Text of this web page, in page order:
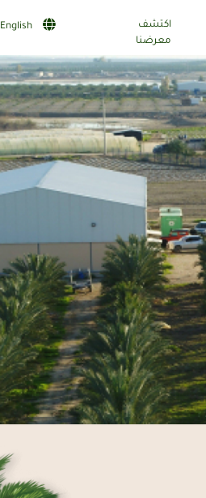
اكتشف
معرضنا
English